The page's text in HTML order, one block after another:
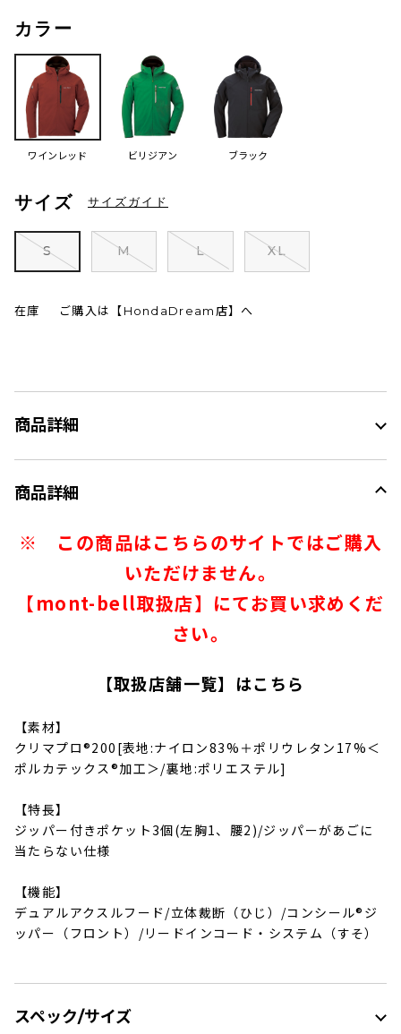
カラー
ワインレッド ビリジアン ブラック
サイズ サイズガイド
S M L XL
在庫 ご購入は【HondaDream店】へ
商品詳細
商品詳細
※ この商品はこちらのサイトではご購入
いただけません。
【mont-bell取扱店】にてお買い求めくだ
さい。
【取扱店舗一覧】 はこちら
【素材】
クリマプロ®200[表地:ナイロン83%＋ポリウレタン17%＜
ポルカテックス®加工＞/裏地:ポリエステル]
【特長】
ジッパー付きポケット3個(左胸1、腰2)/ジッパーがあごに
当たらない仕様
【機能】
デュアルアクスルフード/立体裁断（ひじ）/コンシール®ジ
ッパー（フロント）/リードインコード・システム（すそ）
スペック/サイズ